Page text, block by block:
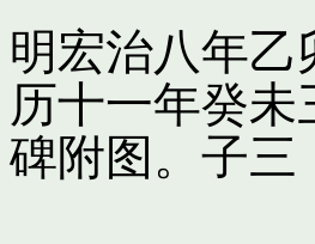
明宏治八年
历十一年癸
碑附图。子三